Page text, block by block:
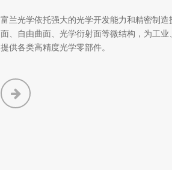
富兰光学依托强大的光学开发能力和精密制造
面、自由曲面、光学衍射面等微结构，为工业
提供各类高精度光学零部件。